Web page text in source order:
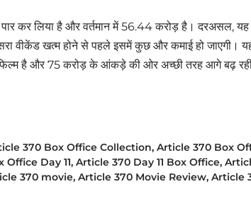
कर लिया है और वर्तमान में 56.44 करोड़ है। दरअसल,
वीकेंड खत्म होने से पहले इसमें कुछ और कमाई हो जाएगी।
है और 75 करोड़ के आंकड़े की ओर अच्छी तरह आगे बढ़
370 Box Office Collection, Article 370 Box
Office Day 11, Article 370 Day 11 Box Office,
370 movie, Article 370 Movie Review, Article